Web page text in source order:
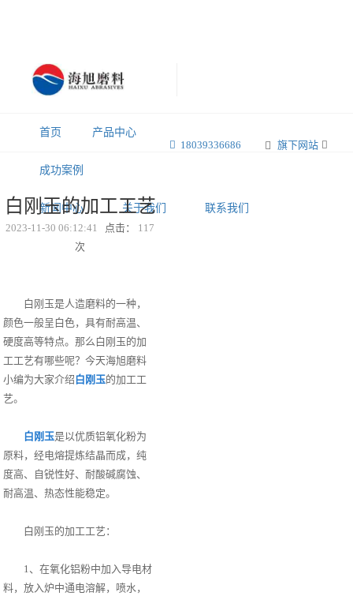
旗下网站
18039336686
首页 产品中心
成功案例
新闻中心 关于我们 联系我们
白刚玉的加工工艺
2023-11-30 06:12:41 点击： 117
次
白刚玉是人造磨料的一种，
颜色一般呈白色，具有耐高温、
硬度高等特点。那么白刚玉的加
工工艺有哪些呢？今天海旭磨料
小编为大家介绍 白刚玉的加工工
艺。
白刚玉是以优质铝氧化粉为
原料，经电熔提炼结晶而成，纯
度高、自锐性好、耐酸碱腐蚀、
耐高温、热态性能稳定。
白刚玉的加工工艺：
1、在氧化铝粉中加入导电材
料，放入炉中通电溶解，喷水，